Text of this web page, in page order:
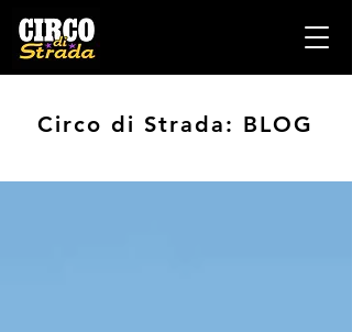
Circo di Strada: BLOG